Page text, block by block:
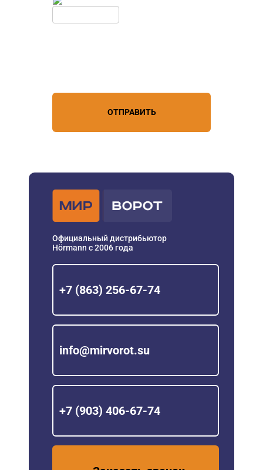
ОТПРАВИТЬ
Официальный дистрибьютор
Hörmann с 2006 года
+7 (863) 256-67-74
info@mirvorot.su
+7 (903) 406-67-74